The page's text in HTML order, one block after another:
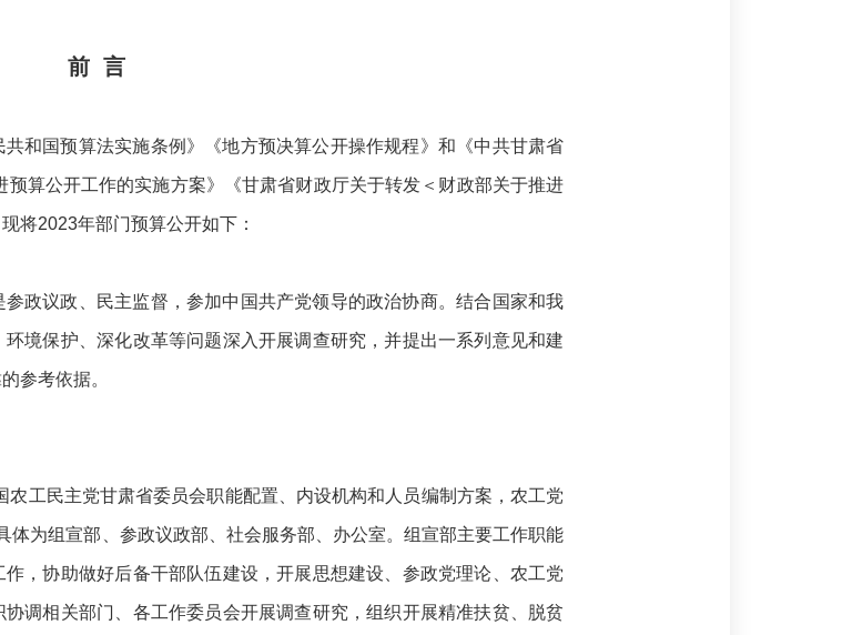
前 言
和国预算法实施条例》《地方预决算公开操作规程》和《中共甘肃省
算公开工作的实施方案》《甘肃省财政厅关于转发＜财政部关于推进
将2023年部门预算公开如下：
政议政、民主监督，参加中国共产党领导的政治协商。结合国家和我
境保护、深化改革等问题深入开展调查研究，并提出一系列意见和建
参考依据。
工民主党甘肃省委员会职能配置、内设机构和人员编制方案，农工党
体为组宣部、参政议政部、社会服务部、办公室。组宣部主要工作职能
，协助做好后备干部队伍建设，开展思想建设、参政党理论、农工党
调相关部门、各工作委员会开展调查研究，组织开展精准扶贫、脱贫